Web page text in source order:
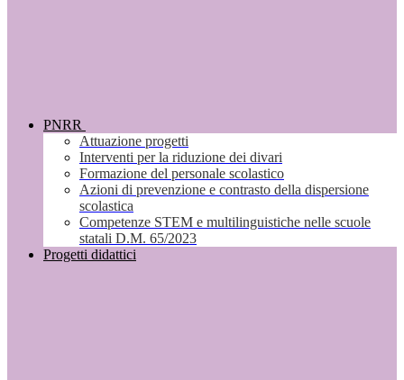
PNRR
Attuazione progetti
Interventi per la riduzione dei divari
Formazione del personale scolastico
Azioni di prevenzione e contrasto della dispersione
scolastica
Competenze STEM e multilinguistiche nelle scuole
statali D.M. 65/2023
Progetti didattici